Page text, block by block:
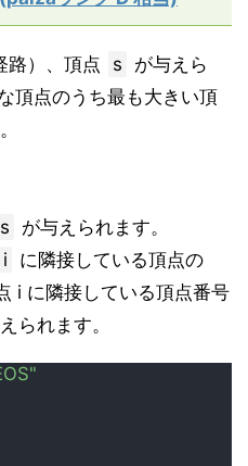
路）、頂点 s
が与えら
頂点のうち最も大きい頂
s
が与えられます。
i
に隣接している頂点の
i に隣接している頂点番号
られます。